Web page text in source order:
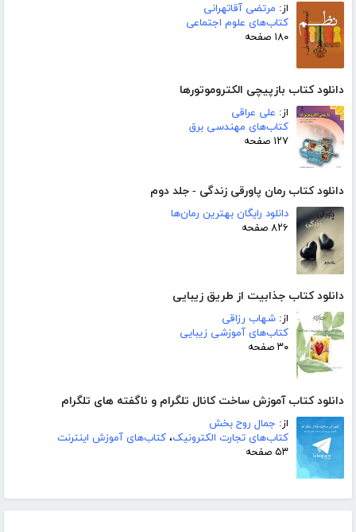
از: مرتضی آقاتهرانی
کتاب‌های علوم اجتماعی
۱۸۰ صفحه
دانلود کتاب بازپیچی الکتروموتورها
از: على عراقى
کتاب‌های مهندسی برق
۱۲۷ صفحه
دانلود کتاب رمان پاورقی زندگی - جلد دوم
دانلود رایگان بهترین رمان‌ها
۸۲۶ صفحه
دانلود کتاب جذابیت از طریق زیبایی
از: شهاب رزاقی
کتاب‌های آموزشی زیبایی
۳۰ صفحه
دانلود کتاب آموزش ساخت کانال تلگرام و ناگفته های تلگرام
از: جمال روح بخش
کتاب‌های تجارت الکترونیک، کتاب‌های آموزش اینترنت
۵۳ صفحه